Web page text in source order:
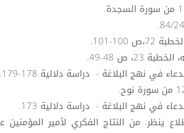
ينظر: من النتاج الفكري لأمير